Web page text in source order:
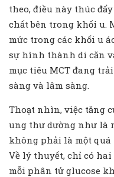
theo, điều này thúc
chất bên trong khối u.
mức trong các khối u
sự hình thành di căn
mục tiêu MCT đang
sàng và lâm sàng.
Thoạt nhìn, việc tăng
ung thư dường như là
không phải là một quá
Về lý thuyết, chỉ có hai
mỗi phân tử glucose